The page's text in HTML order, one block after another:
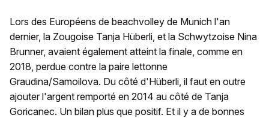
Lors des Européens de beachvolley de Munich l'an
dernier, la Zougoise Tanja Hüberli, et la Schwytzoise Nina
Brunner, avaient également atteint la finale, comme en
2018, perdue contre la paire lettonne
Graudina/Samoilova. Du côté d'Hüberli, il faut en outre
ajouter l'argent remporté en 2014 au côté de Tanja
Goricanec. Un bilan plus que positif. Et il y a de bonnes